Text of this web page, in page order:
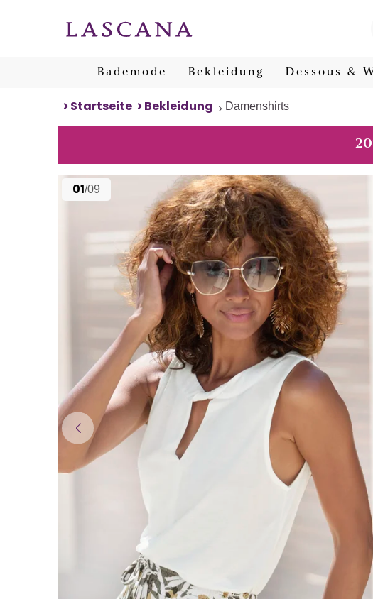
Bademode Bekleidung Dessous &
Startseite Bekleidung Damenshirts
01/09